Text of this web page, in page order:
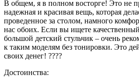
В общем, я в полном восторге! Это не
надежная и красивая вещь, которая
проведенное за столом, намного
нас обоих. Если вы ищете
большой детский стульчик – очень
к таким моделям без тонировки. Это
своих денег! ????
Достоинства: